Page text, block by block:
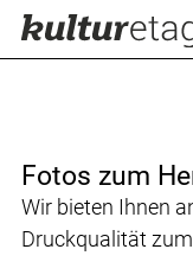
Fotos zum
Wir bieten Ihnen
Druckqualität